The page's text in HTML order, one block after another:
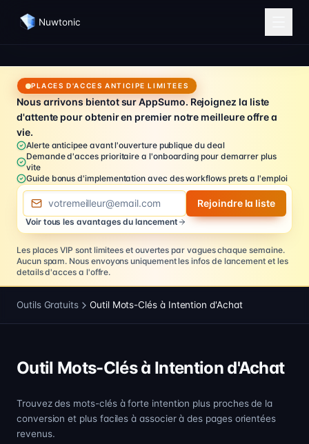
Nuwtonic
PLACES D'ACCES ANTICIPE LIMITEES
Nous arrivons bientot sur AppSumo. Rejoignez la liste
d'attente pour obtenir en premier notre meilleure offre a
vie.
Alerte anticipee avant l'ouverture publique du deal
Demande d'acces prioritaire a l'onboarding pour demarrer plus
vite
Guide bonus d'implementation avec des workflows prets a l'emploi
Adresse e-mail
Rejoindre la liste
Voir tous les avantages du lancement
Les places VIP sont limitees et ouvertes par vagues chaque semaine.
Aucun spam. Nous envoyons uniquement les infos de lancement et les
details d'acces a l'offre.
Outils Gratuits Outil Mots-Clés à Intention d'Achat
Outil Mots-Clés à Intention d'Achat
Trouvez des mots-clés à forte intention plus proches de la
conversion et plus faciles à associer à des pages orientées
revenus.